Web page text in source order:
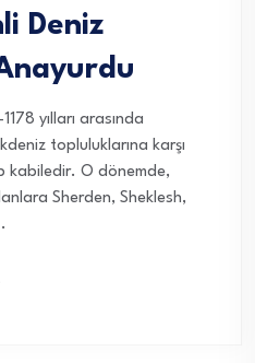
Deniz
yılları arasında
topluluklarına karşı
kabiledir. O dönemde,
Sherden, Sheklesh,